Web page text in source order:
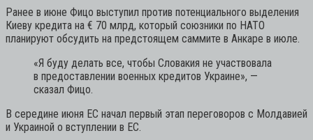
Ранее в июне Фицо выступил против потенциального выделения
Киеву кредита на € 70 млрд, который союзники по НАТО
планируют обсудить на предстоящем саммите в Анкаре в июле.
«Я буду делать все, чтобы Словакия не участвовала
в предоставлении военных кредитов Украине», —
сказал Фицо.
В середине июня ЕС начал первый этап переговоров с Молдавией
и Украиной о вступлении в ЕС.